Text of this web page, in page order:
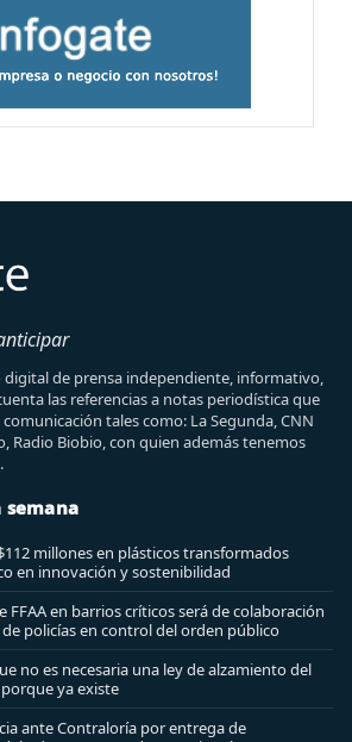
digital de prensa independiente, informativo,
las referencias a notas periodística que
tales como: La Segunda, CNN
Radio Biobio, con quien además tenemos
semana
millones en plásticos transformados
en innovación y sostenibilidad
FFAA en barrios críticos será de colaboración
policías en control del orden público
no es necesaria una ley de alzamiento del
ya existe
ante Contraloría por entrega de